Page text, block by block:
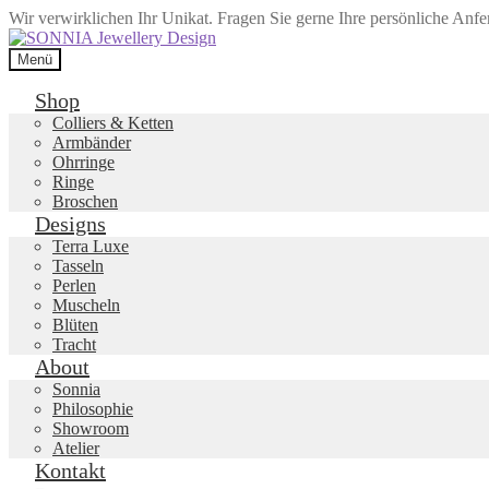
Wir verwirklichen Ihr Unikat. Fragen Sie gerne Ihre persönliche
Zur
Navigation
springen
Zum
Inhalt
springen
Menü
Shop
Colliers & Ketten
Armbänder
Ohrringe
Ringe
Broschen
Designs
Terra Luxe
Tasseln
Perlen
Muscheln
Blüten
Tracht
About
Sonnia
Philosophie
Showroom
Atelier
Kontakt